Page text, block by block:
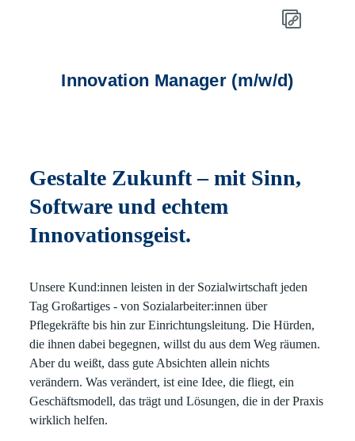
Innovation Manager (m/w/d)
Gestalte Zukunft – mit Sinn,
Software und echtem
Innovationsgeist.
Unsere Kund:innen leisten in der Sozialwirtschaft jeden
Tag Großartiges - von Sozialarbeiter:innen über
Pflegekräfte bis hin zur Einrichtungsleitung. Die Hürden,
die ihnen dabei begegnen, willst du aus dem Weg räumen.
Aber du weißt, dass gute Absichten allein nichts
verändern. Was verändert, ist eine Idee, die fliegt, ein
Geschäftsmodell, das trägt und Lösungen, die in der Praxis
wirklich helfen.